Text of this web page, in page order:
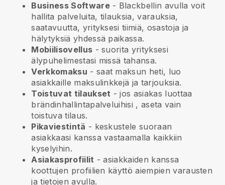
Business Software- Blackbellin avulla voit
hallita palveluita, tilauksia, varauksia,
saatavuutta, yrityksesi tiimiä, osastoja ja
hälytyksiä yhdessä paikassa.
Mobiilisovellus - suorita yrityksesi
älypuhelimestasi missä tahansa.
Verkkomaksu - saat maksun heti, luo
asiakkaille maksulinkkejä ja tarjouksia.
Toistuvat tilaukset -jos asiakas luottaa
brändinhallintapalveluihisi , aseta vain
toistuva tilaus.
Pikaviestintä - keskustele suoraan
asiakkaasi kanssa vastaamalla kaikkiin
kyselyihin.
Asiakasprofiilit - asiakkaiden kanssa
koottujen profiilien käyttö aiempien varausten
ja tietojen avulla.